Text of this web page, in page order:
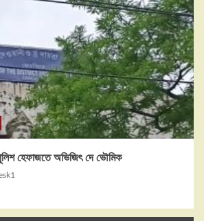
হেফাজতে অভিজিৎ দে ভৌমিক